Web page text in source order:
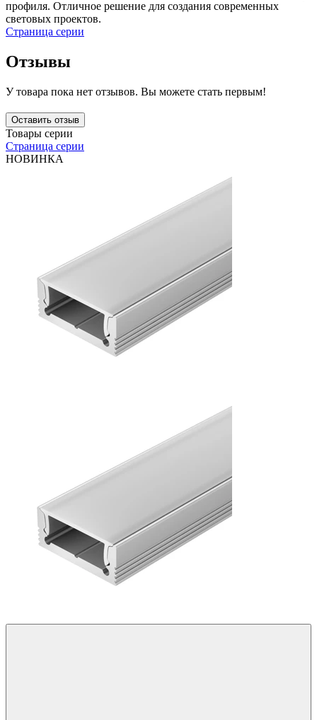
профиля. Отличное решение для создания современных
световых проектов.
Страница серии
Отзывы
У товара пока нет отзывов. Вы можете стать первым!
Оставить отзыв
Товары серии
Страница серии
НОВИНКА